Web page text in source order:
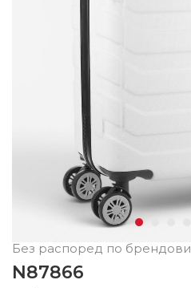
Без распоред по брендови
N87866